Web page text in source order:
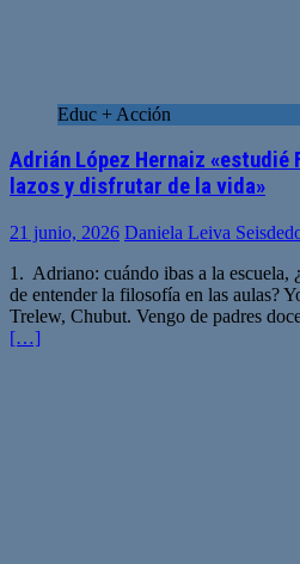
Educ + Acción
Adrián López Hernaiz
lazos y disfrutar de la vida»
21 junio, 2026 Daniela Leiva
1. Adriano: cuándo ibas a la escuela,
de entender la filosofía en las aulas?
Trelew, Chubut. Vengo de padres
[…]